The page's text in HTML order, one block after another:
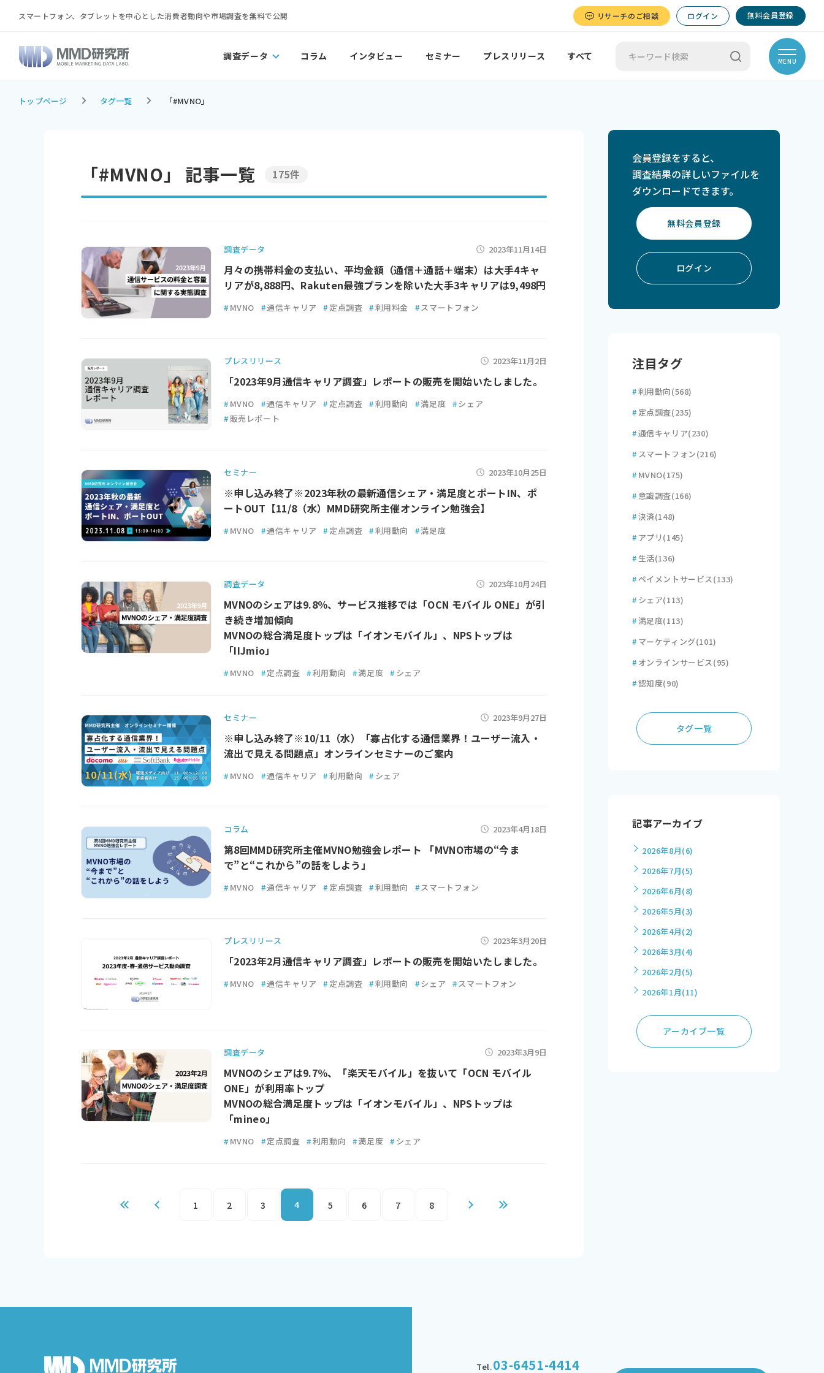
スマートフォン、タブレットを中心とした消費者動向や市場調査を無料で公開 リサーチのご相談 ログイン 無料会員登録
調査データ コラム インタビュー セミナー プレスリリース すべて MENU
トップページ タグ一覧 「#MVNO」
「#MVNO」 記事一覧 175件
調査データ 2023年11月14日
月々の携帯料金の支払い、平均金額（通信＋通話＋端末）は大手4キャ
リアが8,888円、Rakuten最強プランを除いた大手3キャリアは9,498円
# MVNO #通信キャリア # 定点調査 #利用料金 #スマートフォン
プレスリリース 2023年11月2日
「2023年9月通信キャリア調査」レポートの販売を開始いたしました。
# MVNO #通信キャリア # 定点調査 #利用動向 #満足度 #シェア
# 販売レポート
セミナー 2023年10月25日
※申し込み終了※2023年秋の最新通信シェア・満足度とポートIN、ポ
ートOUT【11/8（水）MMD研究所主催オンライン勉強会】
# MVNO #通信キャリア # 定点調査 #利用動向 #満足度
調査データ 2023年10月24日
MVNOのシェアは9.8％、サービス推移では「OCN モバイル ONE」が引
き続き増加傾向
MVNOの総合満足度トップは「イオンモバイル」、NPSトップは
「IIJmio」
# MVNO #定点調査 #利用動向 #満足度 # シェア
セミナー 2023年9月27日
※申し込み終了※10/11（水）「寡占化する通信業界！ユーザー流入・
流出で見える問題点」オンラインセミナーのご案内
# MVNO #通信キャリア #利用動向 # シェア
コラム 2023年4月18日
第8回MMD研究所主催MVNO勉強会レポート 「MVNO市場の“今ま
で”と“これから”の話をしよう」
# MVNO #通信キャリア # 定点調査 #利用動向 #スマートフォン
プレスリリース 2023年3月20日
「2023年2月通信キャリア調査」レポートの販売を開始いたしました。
# MVNO #通信キャリア # 定点調査 #利用動向 #シェア #スマートフォン
調査データ 2023年3月9日
MVNOのシェアは9.7％、「楽天モバイル」を抜いて「OCN モバイル
ONE」が利用率トップ
MVNOの総合満足度トップは「イオンモバイル」、NPSトップは
「mineo」
# MVNO #定点調査 #利用動向 #満足度 # シェア
1 2 3 4 5 6 7 8
会員登録をすると、
調査結果の詳しいファイルを
ダウンロードできます。
無料会員登録
ログイン
注目タグ
#利用動向(568)
# 定点調査(235)
#通信キャリア(230)
# スマートフォン(216)
# MVNO(175)
# 意識調査(166)
#決済(148)
# アプリ(145)
# 生活(136)
#ペイメントサービス(133)
# シェア(113)
#満足度(113)
# マーケティング(101)
# オンラインサービス(95)
#認知度(90)
タグ一覧
記事アーカイブ
2026年8月(6)
2026年7月(5)
2026年6月(8)
2026年5月(3)
2026年4月(2)
2026年3月(4)
2026年2月(5)
2026年1月(11)
アーカイブ一覧
Tel.03-6451-4414